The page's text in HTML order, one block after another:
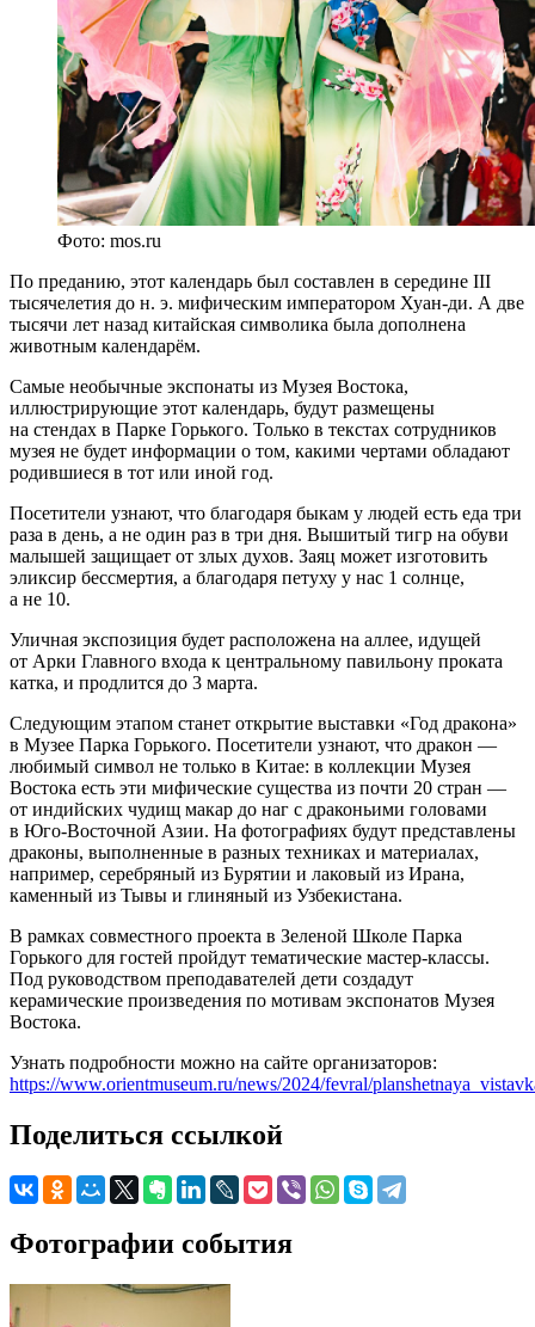
Фото: mos.ru
По преданию, этот календарь был составлен в середине III
тысячелетия до н. э. мифическим императором Хуан-ди. А две
тысячи лет назад китайская символика была дополнена
животным календарём.
Самые необычные экспонаты из Музея Востока,
иллюстрирующие этот календарь, будут размещены
на стендах в Парке Горького. Только в текстах сотрудников
музея не будет информации о том, какими чертами обладают
родившиеся в тот или иной год.
Посетители узнают, что благодаря быкам у людей есть еда три
раза в день, а не один раз в три дня. Вышитый тигр на обуви
малышей защищает от злых духов. Заяц может изготовить
эликсир бессмертия, а благодаря петуху у нас 1 солнце,
а не 10.
Уличная экспозиция будет расположена на аллее, идущей
от Арки Главного входа к центральному павильону проката
катка, и продлится до 3 марта.
Следующим этапом станет открытие выставки «Год дракона»
в Музее Парка Горького. Посетители узнают, что дракон —
любимый символ не только в Китае: в коллекции Музея
Востока есть эти мифические существа из почти 20 стран —
от индийских чудищ макар до наг с драконьими головами
в Юго-Восточной Азии. На фотографиях будут представлены
драконы, выполненные в разных техниках и материалах,
например, серебряный из Бурятии и лаковый из Ирана,
каменный из Тывы и глиняный из Узбекистана.
В рамках совместного проекта в Зеленой Школе Парка
Горького для гостей пройдут тематические мастер-классы.
Под руководством преподавателей дети создадут
керамические произведения по мотивам экспонатов Музея
Востока.
Узнать подробности можно на сайте организаторов:
https://www.orientmuseum.ru/news/2024/fevral/
Поделиться ссылкой
Фотографии события